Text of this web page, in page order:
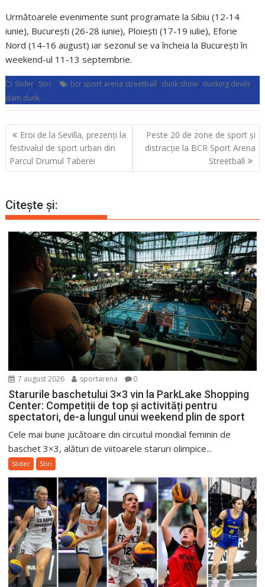
Următoarele evenimente sunt programate la Sibiu (12-14
iunie), București (26-28 iunie), Ploiești (17-19 iulie), Eforie
Nord (14-16 august) iar sezonul se va încheia la București în
weekend-ul 11-13 septembrie.
Slider, Stiri bcr sport arena streetball, dunk show, dunking devils,
slam dunk
Navigare
în
articole
Eroi de la Sevilla, prezenți la
festivalul de sport urban din
Parcul Drumul Taberei
Peste 20 de zone de sport și
distracție la BCR Sport Arena
Streetball
Citește și:
7 august 2026 sportarena 0
Starurile baschetului 3×3 vin la ParkLake Shopping
Center: Competiții de top și activități pentru
spectatori, de-a lungul unui weekend plin de sport
Cele mai bune jucătoare din circuitul mondial feminin de
baschet 3×3, alături de viitoarele staruri olimpice...
Slider Stiri